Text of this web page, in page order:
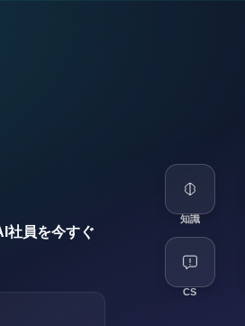
社員を今すぐ
知識
CS